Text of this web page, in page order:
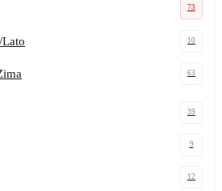
73
Lato 10
63
39
9
12